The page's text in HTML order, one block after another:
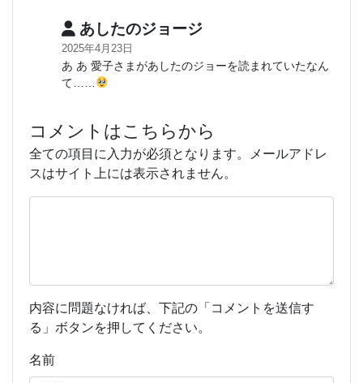
あしたのジョージ
2025年4月23日
あ あ 愛子さまがあしたのジョーを読まれていたなん
て……
コメントはこちらから
全ての項目に入力が必須となります。メールアドレ
スはサイト上には表示されません。
内容に問題なければ、下記の「コメントを送信す
る」ボタンを押してください。
名前